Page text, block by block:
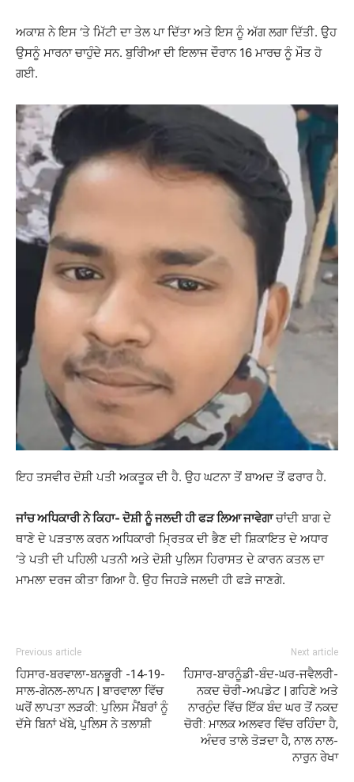
ਅਕਾਸ਼ ਨੇ ਇਸ ‘ਤੇ ਮਿੱਟੀ ਦਾ ਤੇਲ ਪਾ ਦਿੱਤਾ ਅਤੇ ਇਸ ਨੂੰ ਅੱਗ ਲਗਾ ਦਿੱਤੀ. ਉਹ
ਉਸਨੂੰ ਮਾਰਨਾ ਚਾਹੁੰਦੇ ਸਨ. ਬੁਰੀਿਆ ਦੀ ਇਲਾਜ ਦੌਰਾਨ 16 ਮਾਰਚ ਨੂੰ ਮੌਤ ਹੋ
ਗਈ.
ਇਹ ਤਸਵੀਰ ਦੋਸ਼ੀ ਪਤੀ ਅਕਤੂਕ ਦੀ ਹੈ. ਉਹ ਘਟਨਾ ਤੋਂ ਬਾਅਦ ਤੋਂ ਫਰਾਰ ਹੈ.
ਜਾਂਚ ਅਧਿਕਾਰੀ ਨੇ ਕਿਹਾ- ਦੋਸ਼ੀ ਨੂੰ ਜਲਦੀ ਹੀ ਫੜ ਲਿਆ ਜਾਵੇਗਾਚਾਂਦੀ ਬਾਗ ਦੇ
ਥਾਣੇ ਦੇ ਪੜਤਾਲ ਕਰਨ ਅਧਿਕਾਰੀ ਮ੍ਰਿਤਕ ਦੀ ਭੈਣ ਦੀ ਸ਼ਿਕਾਇਤ ਦੇ ਅਧਾਰ
‘ਤੇ ਪਤੀ ਦੀ ਪਹਿਲੀ ਪਤਨੀ ਅਤੇ ਦੋਸ਼ੀ ਪੁਲਿਸ ਹਿਰਾਸਤ ਦੇ ਕਾਰਨ ਕਤਲ ਦਾ
ਮਾਮਲਾ ਦਰਜ ਕੀਤਾ ਗਿਆ ਹੈ. ਉਹ ਜਿਹੜੇ ਜਲਦੀ ਹੀ ਫੜੇ ਜਾਣਗੇ.
Previous article
ਹਿਸਾਰ-ਬਰਵਾਲਾ-ਬਨਭੂਰੀ -14-19-
ਸਾਲ-ਗੇਨਲ-ਲਾਪਨ | ਬਾਰਵਾਲਾ ਵਿੱਚ
ਘਰੋਂ ਲਾਪਤਾ ਲੜਕੀ: ਪੁਲਿਸ ਮੈਂਬਰਾਂ ਨੂੰ
ਦੱਸੇ ਬਿਨਾਂ ਖੱਬੇ, ਪੁਲਿਸ ਨੇ ਤਲਾਸ਼ੀ
Next article
ਹਿਸਾਰ-ਬਾਰਨੂੰਡੀ-ਬੰਦ-ਘਰ-ਜਵੈਲਰੀ-
ਨਕਦ ਚੋਰੀ-ਅਪਡੇਟ | ਗਹਿਣੇ ਅਤੇ
ਨਾਰਨੁੰਦ ਵਿੱਚ ਇੱਕ ਬੰਦ ਘਰ ਤੋਂ ਨਕਦ
ਚੋਰੀ: ਮਾਲਕ ਅਲਵਰ ਵਿੱਚ ਰਹਿੰਦਾ ਹੈ,
ਅੰਦਰ ਤਾਲੇ ਤੋੜਦਾ ਹੈ, ਨਾਲ ਨਾਲ-
ਨਾਰੁਨ ਰੇਖਾ